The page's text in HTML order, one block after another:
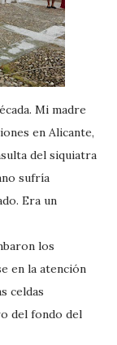
Mi madre
en Alicante,
del siquiatra
sufría
Era un
los
en la atención
celdas
del fondo del